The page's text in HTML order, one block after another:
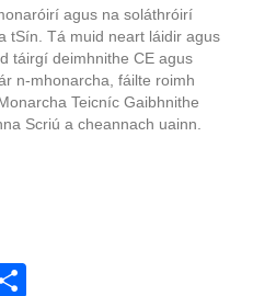
agus na soláthróirí
tSín. Tá muid neart láidir agus
táirgí deimhnithe CE agus
n-mhonarcha, fáilte roimh
Teicníc Gaibhnithe
Scriú a cheannach uainn.